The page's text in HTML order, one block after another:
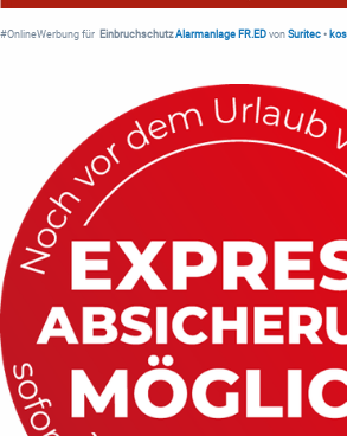
#OnlineWerbung für Einbruchschutz Alarmanlage FR.ED von Suritec •